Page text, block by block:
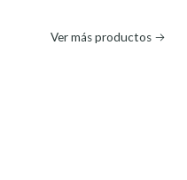
Ver más productos